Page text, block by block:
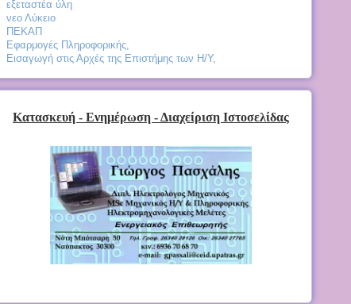
εξεταστέα ύλη
νεο Λύκειο
ΠΕΚΑΠ
Εφαρμογές Πληροφορικής,
Εισαγωγή στις Αρχές της Επιστήμης των Η/Υ,
Κατασκευή - Ενημέρωση - Διαχείριση Ιστοσελίδας